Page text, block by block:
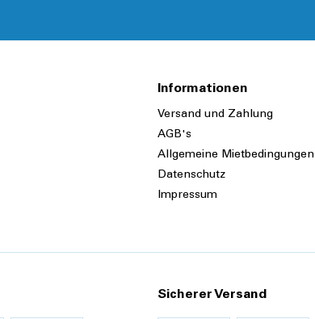
Informationen
Versand und Zahlung
AGB's
Allgemeine Mietbedingungen
Datenschutz
Impressum
Sicherer Versand